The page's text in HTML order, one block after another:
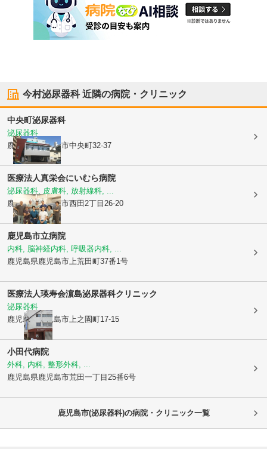
今村泌尿器科近隣の病院・クリニック
中央町泌尿器科
泌尿器科
鹿児島県鹿児島市中央町32-37
医療法人真栄会にいむら病院
泌尿器科, 皮膚科, 放射線科, ...
鹿児島県鹿児島市西田2丁目26-20
鹿児島市立病院
内科, 脳神経内科, 呼吸器内科, ...
鹿児島県鹿児島市 上荒田町37番1号
医療法人瑛寿会濵島泌尿器科クリニック
泌尿器科
鹿児島県鹿児島市 上之園町17-15
小田代病院
外科, 内科, 整形外科, ...
鹿児島県鹿児島市荒田一丁目25番6号
鹿児島市(泌尿器科)の病院・クリニック一覧